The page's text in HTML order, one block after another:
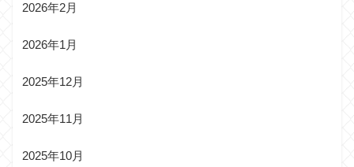
2026年2月
2026年1月
2025年12月
2025年11月
2025年10月